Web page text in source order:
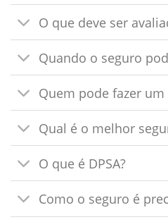
O que deve ser
Quando o seguro
Quem pode fazer um
Qual é o melhor
O que é DPSA?
Como o seguro é